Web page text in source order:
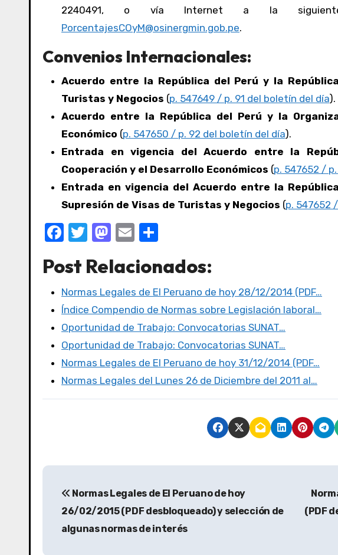
2240491, o vía Internet a la siguiente
PorcentajesCOyM@osinergmin.gob.pe.
Convenios Internacionales:
Acuerdo entre la República del Perú y la
Turistas y Negocios (p. 547649 / p. 91 del boletín del día).
Acuerdo entre la República del Perú y la
Económico (p. 547650 / p. 92 del boletín del día).
Entrada en vigencia del Acuerdo entre la
Cooperación y el Desarrollo Económicos (p. 547652 /
Entrada en vigencia del Acuerdo entre la
Supresión de Visas de Turistas y Negocios (p. 547652
F
c
e
b
o
o
k
T
it
te
r
M
st
o
d
o
n
E
ail m
p
ar
tir
Post Relacionados:
Normas Legales de El Peruano de hoy 28/12/2014 (PDF…
Índice Compendio de Normas sobre Legislación laboral…
Oportunidad de Trabajo: Convocatorias SUNAT…
Oportunidad de Trabajo: Convocatorias SUNAT…
Normas Legales de El Peruano de hoy 31/12/2014 (PDF…
Normas Legales del Lunes 26 de Diciembre del 2011 al…
Normas Legales de El Peruano de hoy
26/02/2015 (PDF desbloqueado) y selección de
algunas normas de interés
(PDF